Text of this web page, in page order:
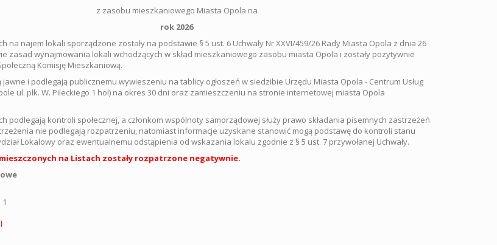
z zasobu mieszkaniowego Miasta Opola na
rok 2026
na najem lokali sporządzone zostały na podstawie § 5 ust. 6 Uchwały Nr XXVI/459/26 Rady Miasta Opola z dnia 26
zasad wynajmowania lokali wchodzących w skład mieszkaniowego zasobu miasta Opola i zostały pozytywnie
Komisję Mieszkaniową.
jawne i podlegają publicznemu wywieszeniu na tablicy ogłoszeń w siedzibie Urzędu Miasta Opola - Centrum Usług
ul. płk. W. Pileckiego 1 hol) na okres 30 dni oraz zamieszczeniu na stronie internetowej miasta Opola
podlegają kontroli społecznej, a członkom wspólnoty samorządowej służy prawo składania pisemnych zastrzeżeń
nie podlegają rozpatrzeniu, natomiast informacje uzyskane stanowić mogą podstawę do kontroli stanu
Lokalowy oraz ewentualnemu odstąpienia od wskazania lokalu zgodnie z § 5 ust. 7 przywołanej Uchwały.
na Listach zostały rozpatrzone negatywnie.